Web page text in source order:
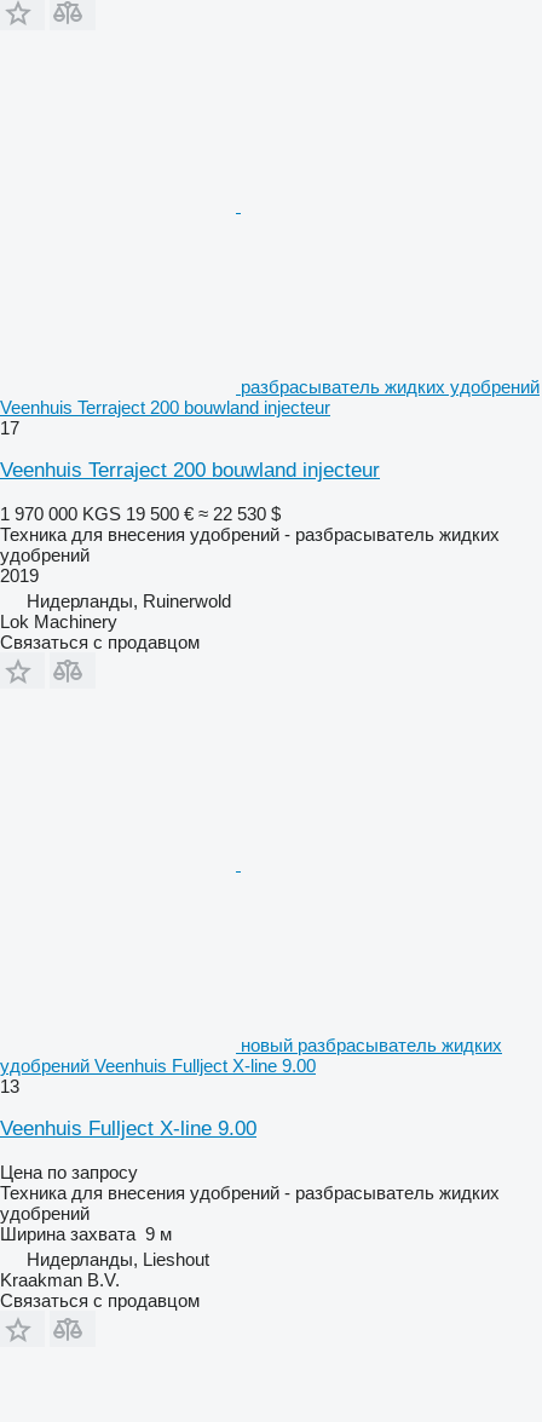
разбрасыватель жидких удобрений
Veenhuis Terraject 200 bouwland injecteur
17
Veenhuis Terraject 200 bouwland injecteur
1 970 000 KGS 19 500 € ≈ 22 530 $
Техника для внесения удобрений - разбрасыватель жидких
удобрений
2019
Нидерланды, Ruinerwold
Lok Machinery
Связаться с продавцом
новый разбрасыватель жидких
удобрений Veenhuis Fullject X-line 9.00
13
Veenhuis Fullject X-line 9.00
Цена по запросу
Техника для внесения удобрений - разбрасыватель жидких
удобрений
Ширина захвата 9 м
Нидерланды, Lieshout
Kraakman B.V.
Связаться с продавцом